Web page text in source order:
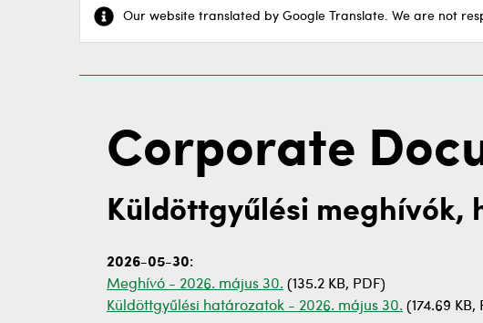
Our website translated by Google Translate. We are not
Corporate
Küldöttgyűlési meghívók,
2026-05-30:
Meghívó - 2026. május 30. (135.2 KB, PDF)
Küldöttgyűlési határozatok - 2026. május 30. (174.69 KB,